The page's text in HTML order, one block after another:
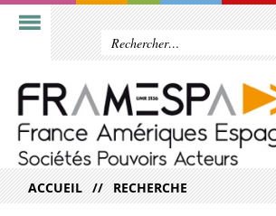
ACCUEIL RECHERCHE